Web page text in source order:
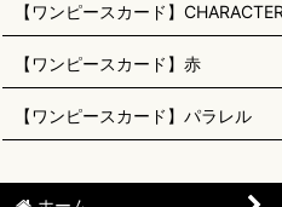
【ワンピースカード】CHARACTER
【ワンピースカード】赤
【ワンピースカード】パラレル